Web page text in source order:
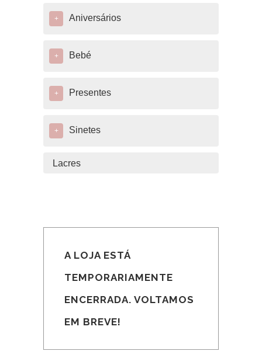
+ Aniversários
+ Bebé
+ Presentes
+ Sinetes
Lacres
A LOJA ESTÁ
TEMPORARIAMENTE
ENCERRADA. VOLTAMOS
EM BREVE!